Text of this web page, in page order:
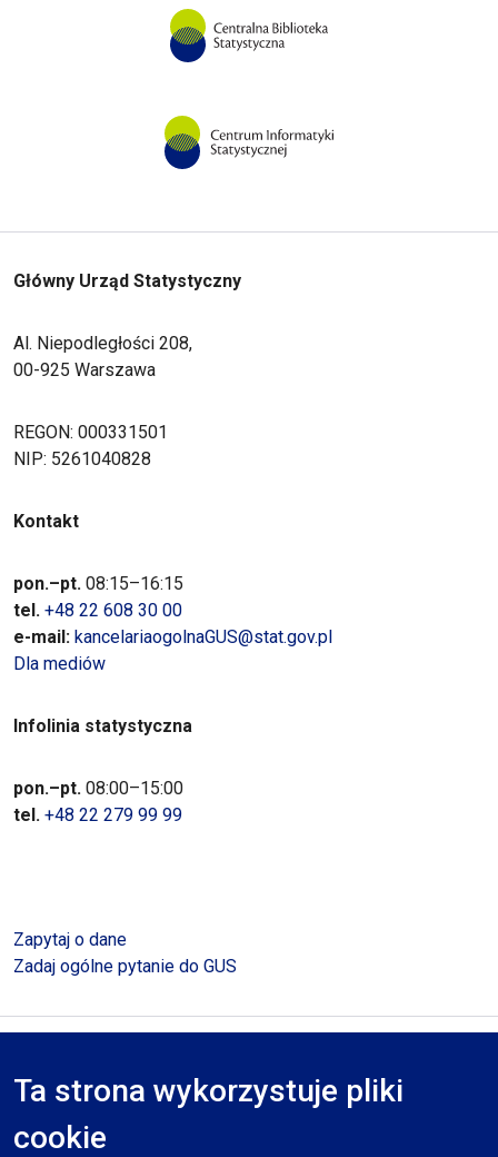
Ta strona wykorzystuje pliki
cookie
Główny Urząd Statystyczny
Al. Niepodległości 208,
00-925 Warszawa
REGON: 000331501
NIP: 5261040828
Kontakt
pon.–pt. 08:15–16:15
tel. +48 22 608 30 00
e-mail: kancelariaogolnaGUS@stat.gov.pl
Dla mediów
Infolinia statystyczna
pon.–pt. 08:00–15:00
tel. +48 22 279 99 99
Zapytaj o dane
Zadaj ogólne pytanie do GUS
RODO